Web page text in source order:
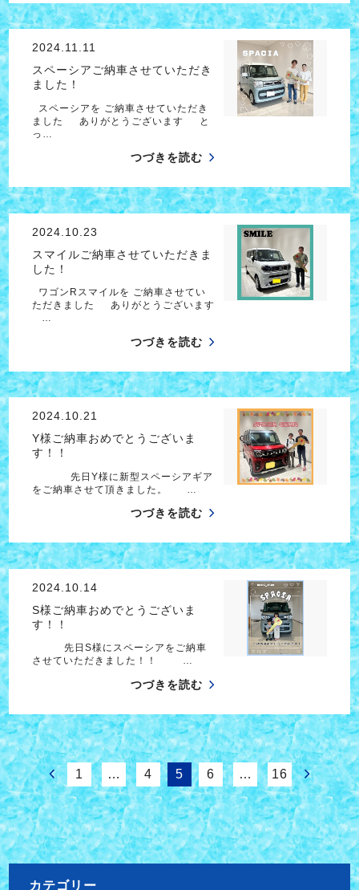
2024.11.11
スペーシアご納車させていただき
ました！
スペーシアを ご納車させていただき
ました ありがとうございます と
っ…
つづきを読む
2024.10.23
スマイルご納車させていただきま
した！
ワゴンRスマイルを ご納車させてい
ただきました ありがとうございます
…
つづきを読む
2024.10.21
Y様ご納車おめでとうございま
す！！
先日Y様に新型スペーシアギア
をご納車させて頂きました。 …
つづきを読む
2024.10.14
S様ご納車おめでとうございま
す！！
先日S様にスペーシアをご納車
させていただきました！！ …
つづきを読む
1 … 4 5 6 … 16
カテゴリー